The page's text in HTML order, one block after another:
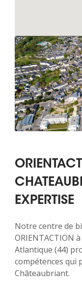
EXPERTISE
Notre centre de
ORIENTACTION
Atlantique (44)
compétences qui
Châteaubriant.